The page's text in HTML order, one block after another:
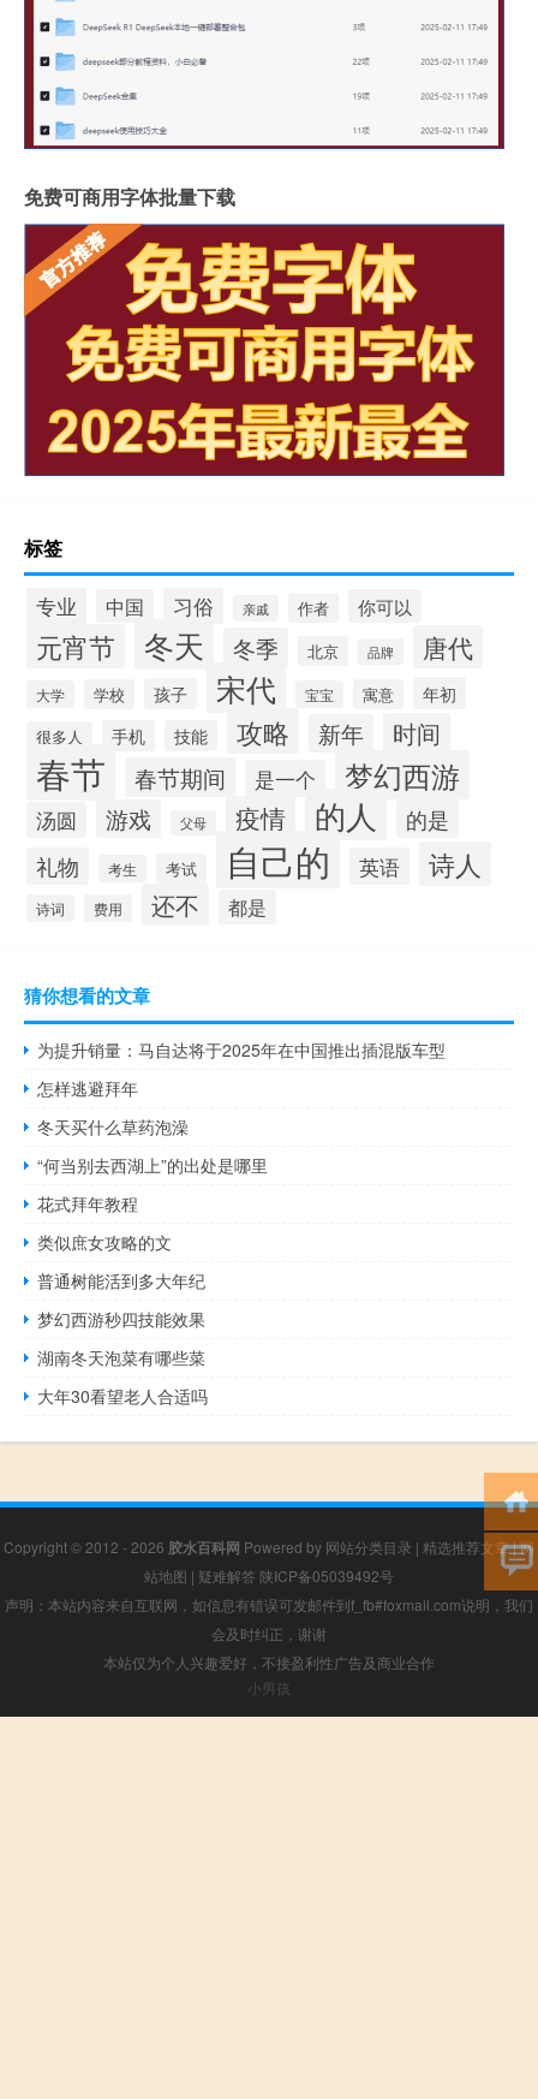
免费可商用字体批量下载
标签
专业 中国 习俗 亲戚 作者 你可以
元宵节 冬天 冬季 北京 品牌 唐代
大学 学校 孩子 宋代 宝宝 寓意 年初
很多人 手机 技能 攻略 新年 时间
春节 春节期间 是一个 梦幻西游
汤圆 游戏 父母 疫情 的人 的是
礼物 考生 考试 自己的 英语 诗人
诗词 费用 还不 都是
猜你想看的文章
为提升销量：马自达将于2025年在中国推出插混版车型
怎样逃避拜年
冬天买什么草药泡澡
“何当别去西湖上”的出处是哪里
花式拜年教程
类似庶女攻略的文
普通树能活到多大年纪
梦幻西游秒四技能效果
湖南冬天泡菜有哪些菜
大年30看望老人合适吗
Copyright © 2012 - 2026 胶水百科网 Powered by 网站分类目录 | 精选推荐文章|网
站地图 | 疑难解答 陕ICP备05039492号
声明：本站内容来自互联网，如信息有错误可发邮件到f_fb#foxmail.com说明，我们
会及时纠正，谢谢
本站仅为个人兴趣爱好，不接盈利性广告及商业合作
小男孩